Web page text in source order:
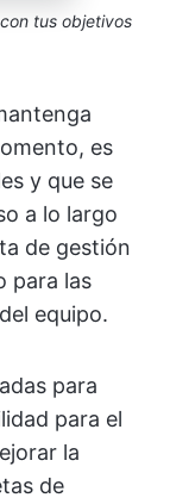
tus objetivos
es
y que se
a lo largo
de gestión
para las
equipo.
para
para el
la
de